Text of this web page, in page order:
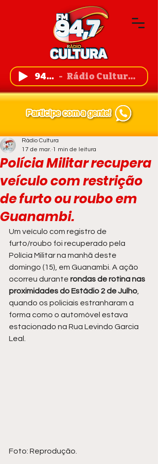
94,7 FM Rádio Cultura de Guanambi
Polícia Militar recupera
veículo com restrição
de furto ou roubo em
Guanambi.
Rádio Cultura
17 de mar. 1 min de leitura
Um veículo com registro de
furto/roubo foi recuperado pela
Polícia Militar na manhã deste
domingo (15), em Guanambi. A ação
ocorreu durante rondas de rotina nas
proximidades do Estádio 2 de Julho
quando os policiais estranharam a
forma como o automóvel estava
estacionado na Rua Levindo Garcia
Leal.
Foto: Reprodução.